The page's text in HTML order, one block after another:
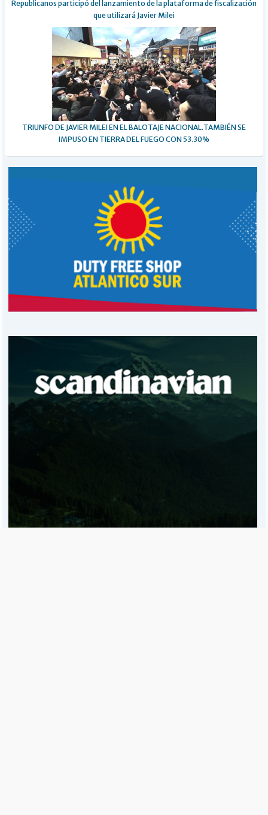
Republicanos participó del lanzamiento de la plataforma de fiscalización
que utilizará Javier Milei
TRIUNFO DE JAVIER MILEI EN EL BALOTAJE NACIONAL.TAMBIÉN SE
IMPUSO EN TIERRA DEL FUEGO CON 53.30%